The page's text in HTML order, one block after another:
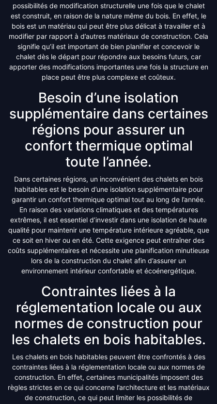
possibilités de modification structurelle une fois que le chalet
est construit, en raison de la nature même du bois. En effet, le
bois est un matériau qui peut être plus délicat à travailler et à
modifier par rapport à d’autres matériaux de construction. Cela
signifie qu’il est important de bien planifier et concevoir le
chalet dès le départ pour répondre aux besoins futurs, car
apporter des modifications importantes une fois la structure en
place peut être plus complexe et coûteux.
Besoin d’une isolation
supplémentaire dans certaines
régions pour assurer un
confort thermique optimal
toute l’année.
Dans certaines régions, un inconvénient des chalets en bois
habitables est le besoin d’une isolation supplémentaire pour
garantir un confort thermique optimal tout au long de l’année.
En raison des variations climatiques et des températures
extrêmes, il est essentiel d’investir dans une isolation de haute
qualité pour maintenir une température intérieure agréable, que
ce soit en hiver ou en été. Cette exigence peut entraîner des
coûts supplémentaires et nécessite une planification minutieuse
lors de la construction du chalet afin d’assurer un
environnement intérieur confortable et écoénergétique.
Contraintes liées à la
réglementation locale ou aux
normes de construction pour
les chalets en bois habitables.
Les chalets en bois habitables peuvent être confrontés à des
contraintes liées à la réglementation locale ou aux normes de
construction. En effet, certaines municipalités imposent des
règles strictes en ce qui concerne l’architecture et les matériaux
de construction, ce qui peut limiter les possibilités de